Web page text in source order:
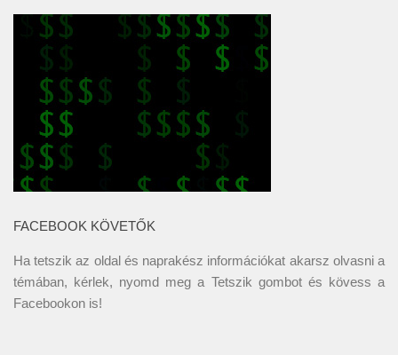
FACEBOOK KÖVETŐK
Ha tetszik az oldal és naprakész információkat akarsz olvasni a
témában, kérlek, nyomd meg a Tetszik gombot és kövess a
Facebookon is!